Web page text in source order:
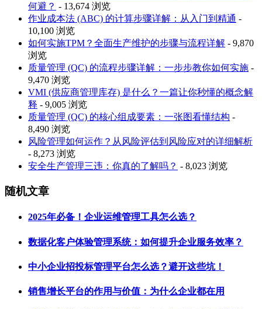
何避？ - 13,674 浏览
作业成本法 (ABC) 的计算步骤详解：从入门到精通 -
10,100 浏览
如何实施TPM？全面生产维护的步骤与流程详解 - 9,870
浏览
质量管理 (QC) 的流程步骤详解：一步步教你如何实施 -
9,470 浏览
VMI (供应商管理库存) 是什么？一篇让你秒懂的概念解
释 - 9,005 浏览
质量管理 (QC) 的核心组成要素：一张图看懂结构 -
8,490 浏览
风险管理如何运作？从风险评估到风险应对的详细解析
- 8,273 浏览
安全生产管理三违：你真的了解吗？ - 8,023 浏览
随机文章
2025年必备！企业运维管理工具怎么选？
数据化客户体验管理系统：如何提升企业服务效率？
中小企业招投标管理平台怎么选？避开这些坑！
销售增长平台的作用与价值：为什么企业都在用